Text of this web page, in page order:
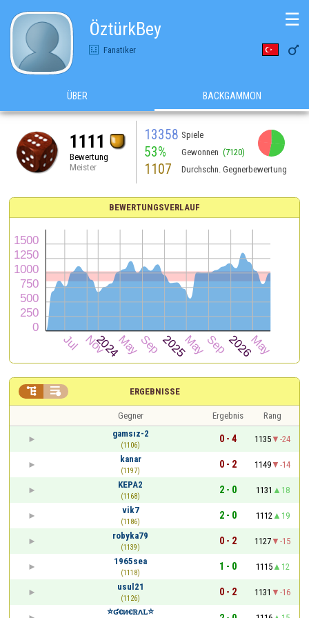
ÖztürkBey
Fanatiker 
☰
ÜBER BACKGAMMON
1111
Bewertung
Meister
13358 Spiele
53% Gewonnen (7120)
1107 Durchschn. Gegnerbewertung
BEWERTUNGSVERLAUF
ERGEBNISSE
 
Gegner Ergebnis
Rang
gamsız-2
(1106)
0 - 4 1135
-24
kanar
(1197)
0 - 2 1149
-14
KEPA2
(1168)
2 - 0 1131
18
vik7
(1186)
2 - 0 1112
19
robyka79
(1139)
0 - 2 1127
-15
1965sea
(1118)
1 - 0 1115
12
usul21
(1126)
0 - 2 1131
-16
⭐ʛꞓᴎꞓꮢᴧꮮ⭐